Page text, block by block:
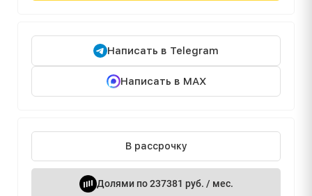
Написать в Telegram
Написать в MAX
В рассрочку
Долями по 237381 руб. / мес.